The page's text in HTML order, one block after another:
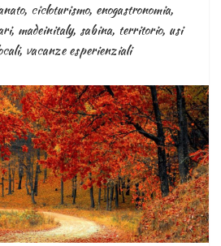
, cicloturismo, enogastronomia,
, madeinitaly, sabina, territorio, usi
, vacanze esperienziali